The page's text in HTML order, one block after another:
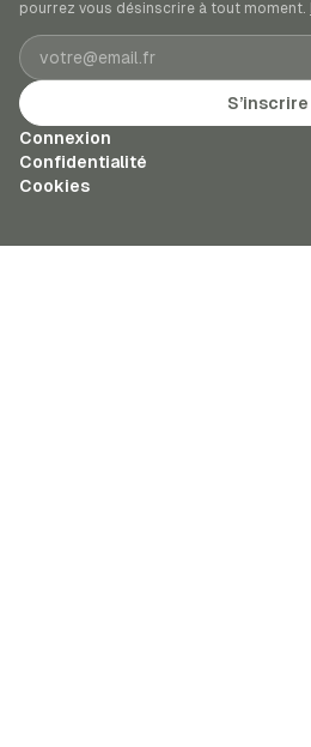
pourrez vous désinscrire à tout moment.
Adresse e-mail
S’inscrire
Connexion
Confidentialité
Cookies